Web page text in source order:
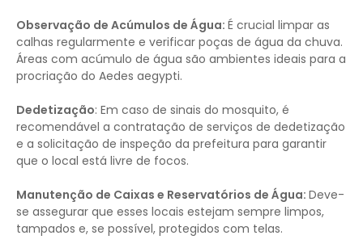
Observação de Acúmulos de Água: É crucial limpar as
calhas regularmente e verificar poças de água da chuva.
Áreas com acúmulo de água são ambientes ideais para a
procriação do Aedes aegypti.
Dedetização: Em caso de sinais do mosquito, é
recomendável a contratação de serviços de dedetização
e a solicitação de inspeção da prefeitura para garantir
que o local está livre de focos.
Manutenção de Caixas e Reservatórios de Água: Deve-
se assegurar que esses locais estejam sempre limpos,
tampados e, se possível, protegidos com telas.